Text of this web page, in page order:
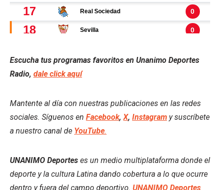
Escucha tus programas favoritos en Unanimo Deportes
Radio, dale click aquí
Mantente al día con nuestras publicaciones en las redes
sociales. Síguenos en Facebook, X, Instagram y suscríbete
a nuestro canal de YouTube.
UNANIMO Deportes es un medio multiplataforma donde el
deporte y la cultura Latina dando cobertura a lo que ocurre
dentro y fuera del campo deportivo. UNANIMO Deportes